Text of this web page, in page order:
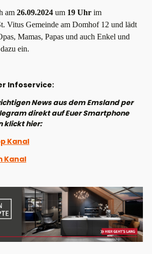
am 26.09.2024 um 19 Uhr im
Vitus Gemeinde am Domhof 12 und lädt
Mamas, Papas und auch Enkel und
ein.
Infoservice:
News aus dem Emsland per
direkt auf Euer Smartphone
klickt hier:
Kanal
Kanal